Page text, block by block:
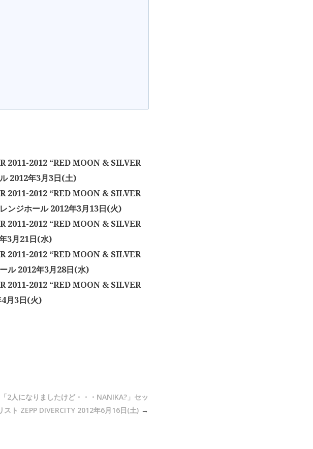
2011-2012 “RED MOON & SILVER
2012年3月3日(土)
2011-2012 “RED MOON & SILVER
ンジホール 2012年3月13日(火)
2011-2012 “RED MOON & SILVER
3月21日(水)
2011-2012 “RED MOON & SILVER
ル 2012年3月28日(水)
2011-2012 “RED MOON & SILVER
月3日(火)
2人になりましたけど・・・NANIKA?」セッ
スト ZEPP DIVERCITY 2012年6月16日(土)